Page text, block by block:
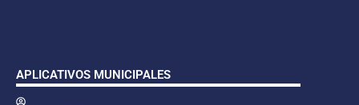
APLICATIVOS MUNICIPALES